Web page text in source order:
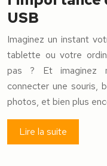
USB
Imaginez un instant
tablette ou votre
pas ? Et imaginez
connecter une souris,
photos, et bien plus
Lire la suite